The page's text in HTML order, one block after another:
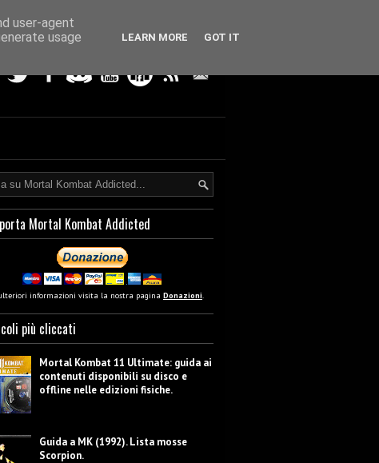
Mortal Kombat Addicted
informazioni visita la nostra pagina Donazioni.
più cliccati
Mortal Kombat 11 Ultimate: guida ai
contenuti disponibili su disco e
offline nelle edizioni fisiche.
Guida a MK (1992). Lista mosse
Scorpion.
user-agent
usage
LEARN MORE GOT IT